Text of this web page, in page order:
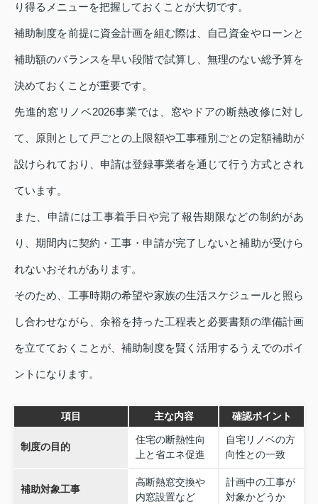
り得るメニューを把握しておくことが大切です。
補助制度を前提に資金計画を組む際は、自己資金やローンと
補助額のバランスを早い段階で試算し、無理のない総予算を
決めておくことが重要です。
先進的窓リノベ2026事業では、窓やドアの断熱改修に対し
て、原則として戸ごとの上限額や工事種別ごとの定額補助が
設けられており、申請は登録事業者を通じて行う方式とされ
ています。
また、申請には工事着手日や完了報告期限などの制約があ
り、期間内に契約・工事・申請が完了しないと補助が受けら
れないおそれがあります。
そのため、工事時期の希望や家族の生活スケジュールと照ら
し合わせながら、余裕を持った工程表と必要書類の準備計画
を立てておくことが、補助制度を賢く活用するうえでのポイ
ントになります。
項目 主な内容 確認ポイント
制度の目的
住宅の断熱性向
上と省エネ促進
自宅リノベの方
向性との一致
補助対象工事
高断熱窓交換や
内窓設置など
計画中の工事が
対象かどうか